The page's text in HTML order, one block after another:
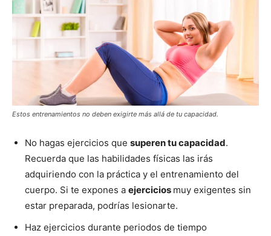
Estos entrenamientos no deben exigirte más allá de tu capacidad.
No hagas ejercicios que superen tu capacidad.
Recuerda que las habilidades físicas las irás
adquiriendo con la práctica y el entrenamiento del
cuerpo. Si te expones a ejercicios muy exigentes sin
estar preparada, podrías lesionarte.
Haz ejercicios durante periodos de tiempo